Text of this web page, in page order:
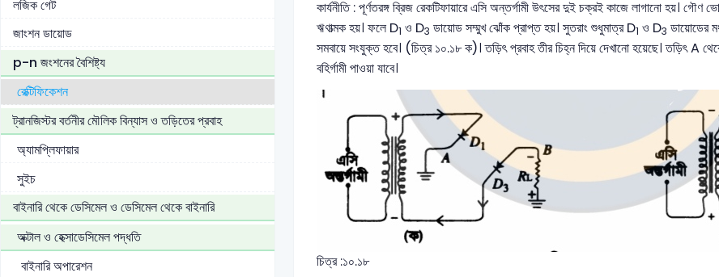
লজিক গেট
জাংশন ডায়োড
p-n জংশনের বৈশিষ্ট্য
রেক্টিফিকেশন
ট্রানজিস্টর বর্তনীর মৌলিক বিন্যাস ও তড়িতের প্রবাহ
অ্যামপ্লিফায়ার
সুইচ
বাইনারি থেকে ডেসিমেল ও ডেসিমেল থেকে বাইনারি
অক্টাল ও হেক্সাডেসিমেল পদ্ধতি
বাইনারি অপারেশন
কার্যনীতি : পূর্ণতরঙ্গ ব্রিজ রেকটিফায়ারে এসি অন্তর্গামী উৎসের দুই চক্রই কাজে লাগানো হয়। গৌণ
ঋণাত্মক হয়। ফলে D1 ও D3 ডায়োড সম্মুখ ঝোঁক প্রাপ্ত হয়। সুতরাং শুধুমাত্র D1 ও D3 ডায়োডের
সমবায়ে সংযুক্ত হবে। (চিত্র ১০.১৮ ক)। তড়িৎ প্রবাহ তীর চিহ্ন দিয়ে দেখানো হয়েছে। তড়িৎ A
বহির্গামী পাওয়া যাবে।
চিত্র :১০.১৮